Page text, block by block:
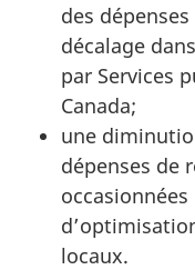
des
décalage
par Services
Canada;
une
dépenses de
locaux.